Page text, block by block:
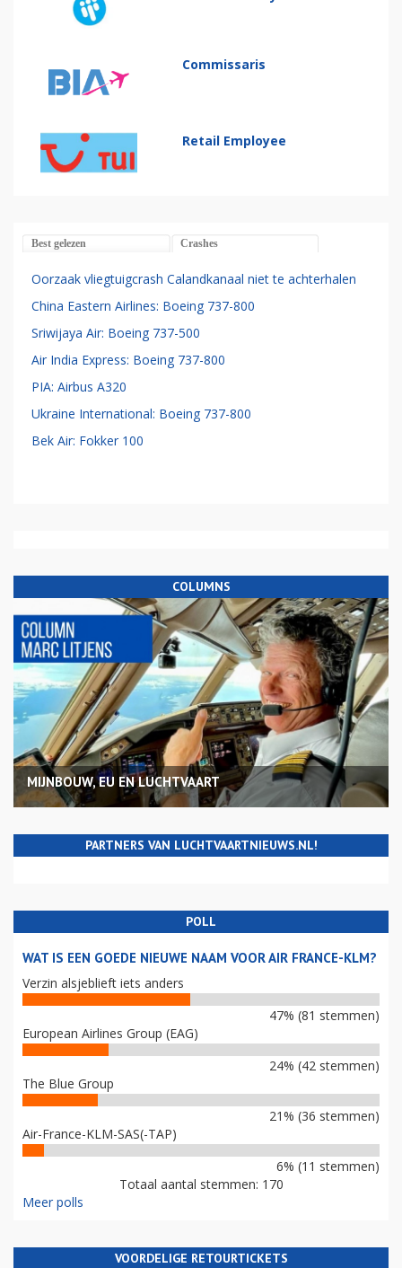
Commissaris
Retail Employee
Best gelezen Crashes
Oorzaak vliegtuigcrash Calandkanaal niet te achterhalen
China Eastern Airlines: Boeing 737-800
Sriwijaya Air: Boeing 737-500
Air India Express: Boeing 737-800
PIA: Airbus A320
Ukraine International: Boeing 737-800
Bek Air: Fokker 100
COLUMNS
MIJNBOUW, EU EN LUCHTVAART
PARTNERS VAN LUCHTVAARTNIEUWS.NL!
POLL
WAT IS EEN GOEDE NIEUWE NAAM VOOR AIR FRANCE-KLM?
Verzin alsjeblieft iets anders
47% (81 stemmen)
European Airlines Group (EAG)
24% (42 stemmen)
The Blue Group
21% (36 stemmen)
Air-France-KLM-SAS(-TAP)
6% (11 stemmen)
Totaal aantal stemmen: 170
Meer polls
VOORDELIGE RETOURTICKETS